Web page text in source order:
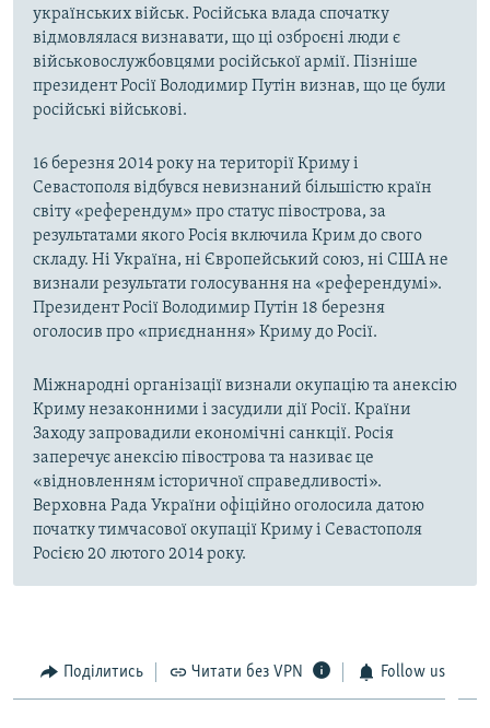
українських військ. Російська влада спочатку
відмовлялася визнавати, що ці озброєні люди є
військовослужбовцями російської армії. Пізніше
президент Росії Володимир Путін визнав, що це були
російські військові.
16 березня 2014 року на території Криму і
Севастополя відбувся невизнаний більшістю країн
світу «референдум» про статус півострова, за
результатами якого Росія включила Крим до свого
складу. Ні Україна, ні Європейський союз, ні США не
визнали результати голосування на «референдумі».
Президент Росії Володимир Путін 18 березня
оголосив про «приєднання» Криму до Росії.
Міжнародні організації визнали окупацію та анексію
Криму незаконними і засудили дії Росії. Країни
Заходу запровадили економічні санкції. Росія
заперечує анексію півострова та називає це
«відновленням історичної справедливості».
Верховна Рада України офіційно оголосила датою
початку тимчасової окупації Криму і Севастополя
Росією 20 лютого 2014 року.
Поділитись Читати без VPN Follow us